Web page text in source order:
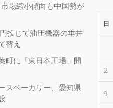
場縮小傾向も中国勢が
投じて油圧機器の垂井
替え
町に「東日本工場」開
スベーカリー、愛知県
カ
イ
日
2
9